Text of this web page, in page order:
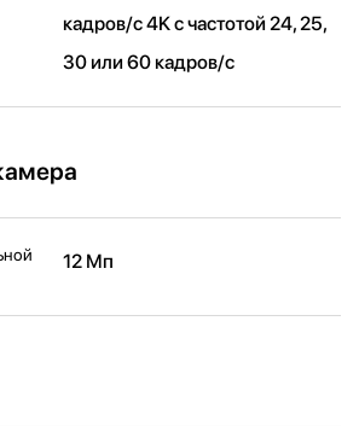
кадров/ с 4K с частотой 24, 25,
30 или 60 кадров/ с
12 Мп